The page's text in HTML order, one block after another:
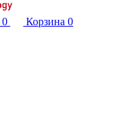
0 Корзина 0